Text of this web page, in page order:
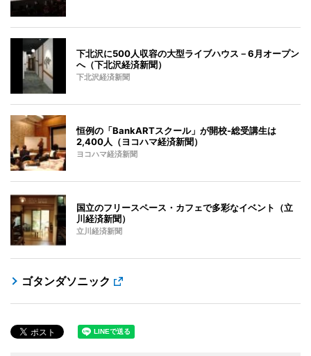
下北沢に500人収容の大型ライブハウス－6月オープン
へ（下北沢経済新聞）
下北沢経済新聞
恒例の「BankARTスクール」が開校-総受講生は
2,400人（ヨコハマ経済新聞）
ヨコハマ経済新聞
国立のフリースペース・カフェで多彩なイベント（立
川経済新聞）
立川経済新聞
ゴタンダソニック